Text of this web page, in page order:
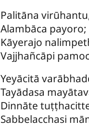
Palitāna
Alambāca payoro;
Kāyerajo
Vajjhañcāpi
Yeyācitā
Tayādasa
Dinnāte
Sabbelacchasi